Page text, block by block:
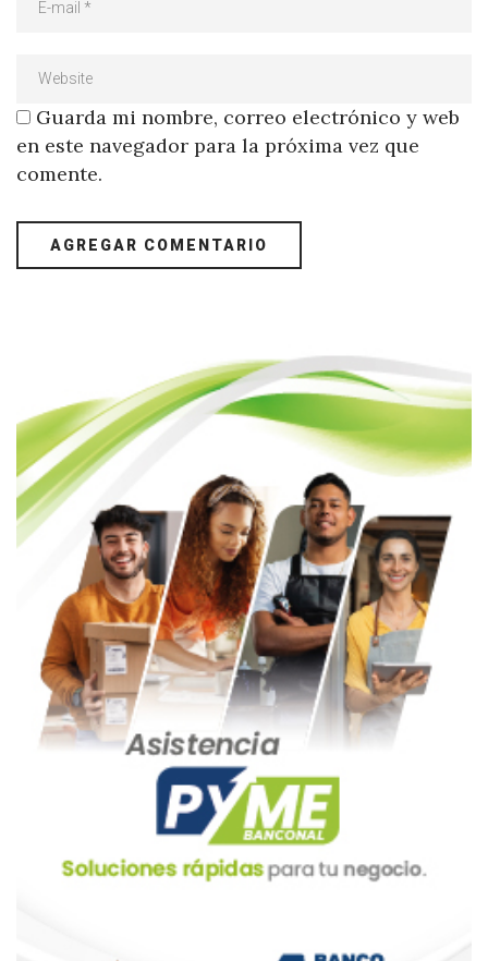
Guarda mi nombre, correo electrónico y web
en este navegador para la próxima vez que
comente.